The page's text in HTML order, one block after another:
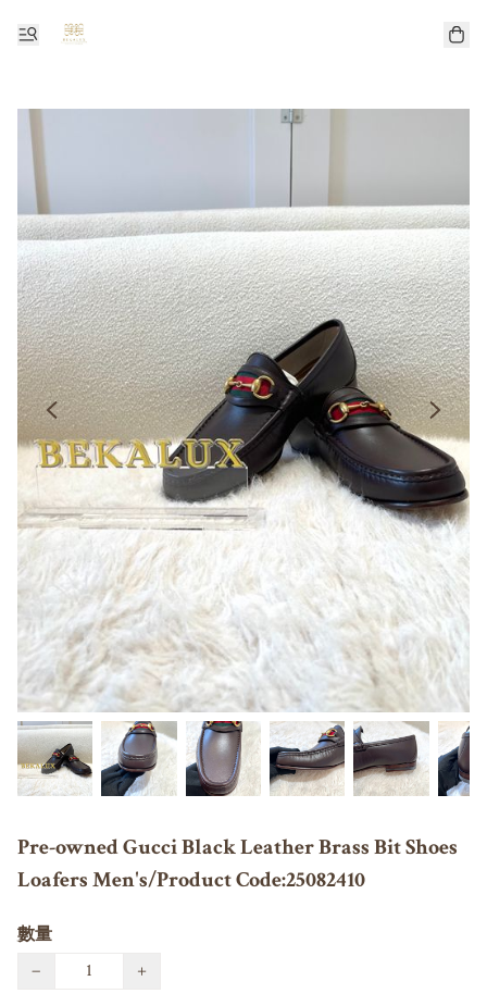
Pre-owned Gucci Black Leather Brass Bit Shoes
Loafers Men's/Product Code:25082410
數量
−
+